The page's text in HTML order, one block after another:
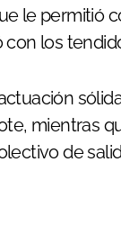
le permitió
los
mientras
de